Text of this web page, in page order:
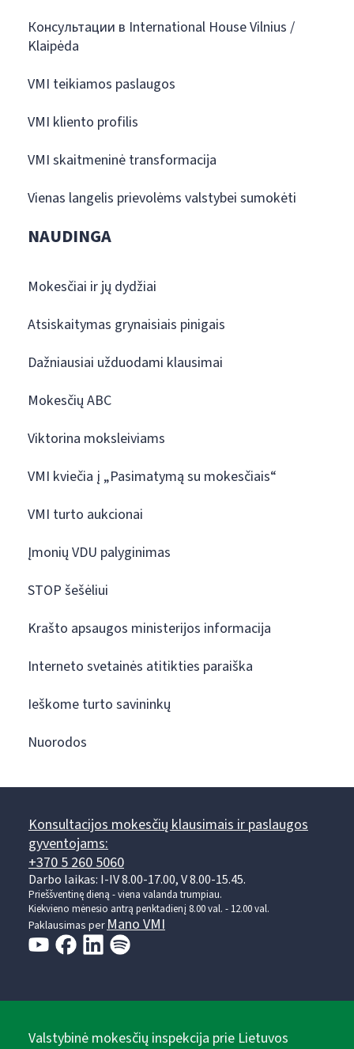
Консультации в International House Vilnius /
Klaipėda
VMI teikiamos paslaugos
VMI kliento profilis
VMI skaitmeninė transformacija
Vienas langelis prievolėms valstybei sumokėti
NAUDINGA
Mokesčiai ir jų dydžiai
Atsiskaitymas grynaisiais pinigais
Dažniausiai užduodami klausimai
Mokesčių ABC
Viktorina moksleiviams
VMI kviečia į „Pasimatymą su mokesčiais“
VMI turto aukcionai
Įmonių VDU palyginimas
STOP šešėliui
Krašto apsaugos ministerijos informacija
Interneto svetainės atitikties paraiška
Ieškome turto savininkų
Nuorodos
Konsultacijos mokesčių klausimais ir paslaugos
gyventojams:
+370 5 260 5060
Darbo laikas: I-IV 8.00-17.00, V 8.00-15.45.
Prieššventinę dieną - viena valanda trumpiau.
Kiekvieno mėnesio antrą penktadienį 8.00 val. - 12.00 val.
Paklausimas perMano VMI
Valstybinė mokesčių inspekcija prie Lietuvos